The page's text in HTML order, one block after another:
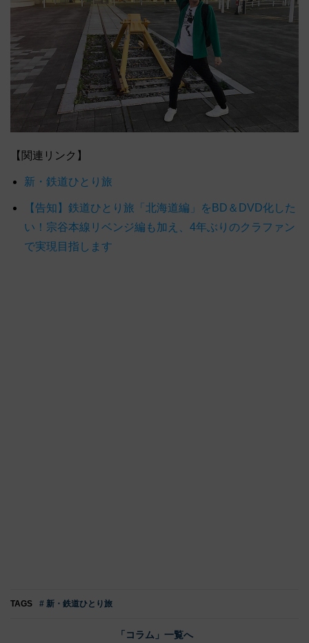
【関連リンク】
新・鉄道ひとり旅
【告知】鉄道ひとり旅「北海道編」をBD＆DVD化した
い！宗谷本線リベンジ編も加え、4年ぶりのクラファン
で実現目指します
TAGS # 新・鉄道ひとり旅
「コラム」一覧へ